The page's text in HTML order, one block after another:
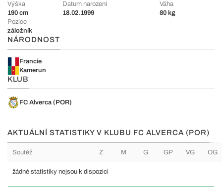
Výška
190 cm
Datum narození
18.02.1999
Váha
80 kg
Pozice
záložník
NÁRODNOST
Francie
Kamerun
KLUB
FC Alverca (POR)
AKTUÁLNÍ STATISTIKY V KLUBU FC ALVERCA (POR)
Soutěž Z M G GP VG OG
žádné statistiky nejsou k dispozici